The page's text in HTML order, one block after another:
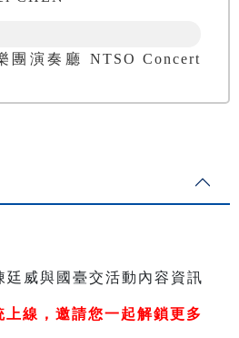
團演奏廳 NTSO Concert
上線，邀請您一起解鎖更多